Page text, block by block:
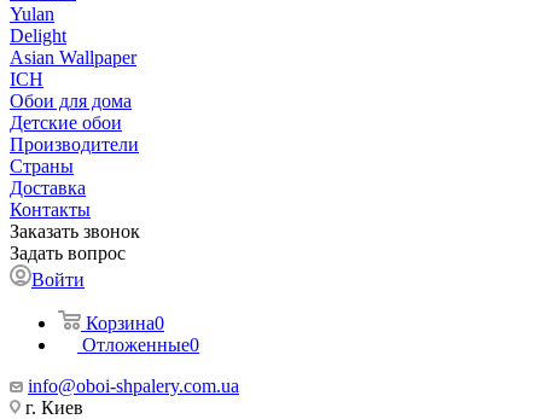
Yulan
Delight
Asian Wallpaper
ICH
Обои для дома
Детские обои
Производители
Страны
Доставка
Контакты
Заказать звонок
Задать вопрос
Войти
Корзина0
Отложенные0
info@oboi-shpalery.com.ua
г. Киев